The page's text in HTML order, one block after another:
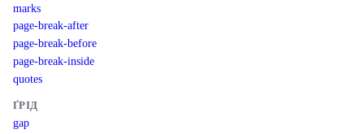
marks
page-break-after
page-break-before
page-break-inside
quotes
ҐРІД
gap